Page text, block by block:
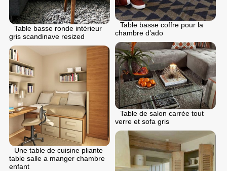
Table basse coffre pour la
chambre d’ado
Table basse ronde intérieur
gris scandinave resized
Table de salon carrée tout
verre et sofa gris
Une table de cuisine pliante
table salle a manger chambre
enfant